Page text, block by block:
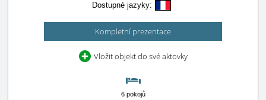
Dostupné jazyky:
Kompletní prezentace
Vložit objekt do své aktovky
6 pokojů